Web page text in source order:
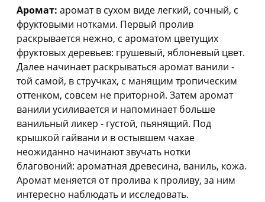
Аромат: аромат в сухом виде легкий, сочный, с
фруктовыми нотками. Первый пролив
раскрывается нежно, с ароматом цветущих
фруктовых деревьев: грушевый, яблоневый цвет.
Далее начинает раскрываться аромат ванили -
той самой, в стручках, с манящим тропическим
оттенком, совсем не приторной. Затем аромат
ванили усиливается и напоминает больше
ванильный ликер - густой, пьянящий. Под
крышкой гайвани и в остывшем чахае
неожиданно начинают звучать нотки
благовоний: ароматная древесина, ваниль, кожа.
Аромат меняется от пролива к проливу, за ним
интересно наблюдать и исследовать.